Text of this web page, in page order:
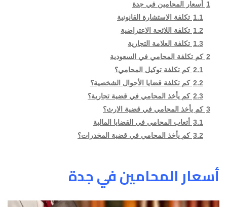
1
أسعار المحامين في جدة
1.1 تكلفة الاستشارة القانونية
1.2 تكلفة اللائحة الاعتراضية
1.3 تكلفة العلامة التجارية
2 كم تكلفة المحامي في السعودية
2.1 كم تكلفة توكيل المحامي؟
2.2 كم تكلفة قضايا الأحوال الشخصية؟
2.3 كم يأخذ المحامي في قضية تجارية؟
3 كم يأخذ المحامي في قضية الارث؟
3.1
أتعاب المحامي في القضايا المالية
3.2 كم يأخذ المحامي في قضية المخدرات؟
أسعار المحامين في جدة